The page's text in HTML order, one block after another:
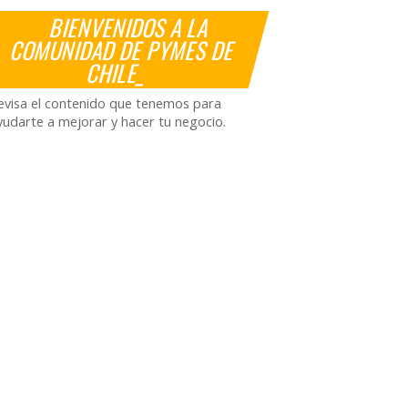
BIENVENIDOS A LA
COMUNIDAD DE PYMES DE
CHILE_
el contenido que tenemos para
a mejorar y hacer tu negocio.